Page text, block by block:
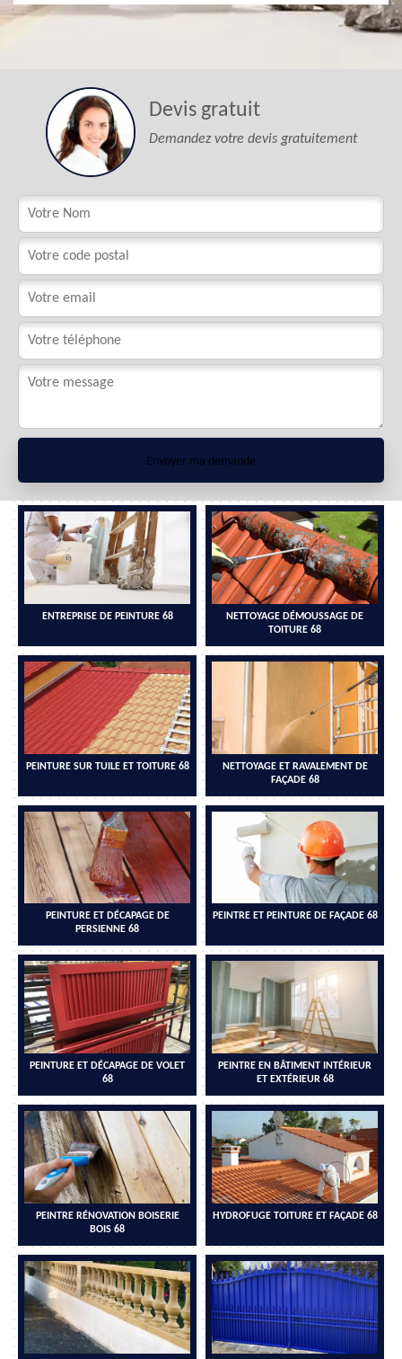
Devis gratuit
Demandez votre devis gratuitement
ENTREPRISE DE PEINTURE 68
NETTOYAGE DÉMOUSSAGE DE
TOITURE 68
PEINTURE SUR TUILE ET TOITURE 68
NETTOYAGE ET RAVALEMENT DE
FAÇADE 68
PEINTURE ET DÉCAPAGE DE
PERSIENNE 68
PEINTRE ET PEINTURE DE FAÇADE 68
PEINTURE ET DÉCAPAGE DE VOLET
68
PEINTRE EN BÂTIMENT INTÉRIEUR
ET EXTÉRIEUR 68
PEINTRE RÉNOVATION BOISERIE
BOIS 68
HYDROFUGE TOITURE ET FAÇADE 68